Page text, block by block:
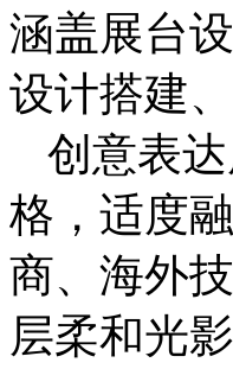
涵盖展台
设计搭建
创意表
格，适度
商、海外
层柔和光